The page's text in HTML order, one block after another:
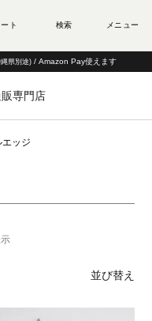
県別途) / Amazon Pay使えます
専門店
エッジ
並び替え